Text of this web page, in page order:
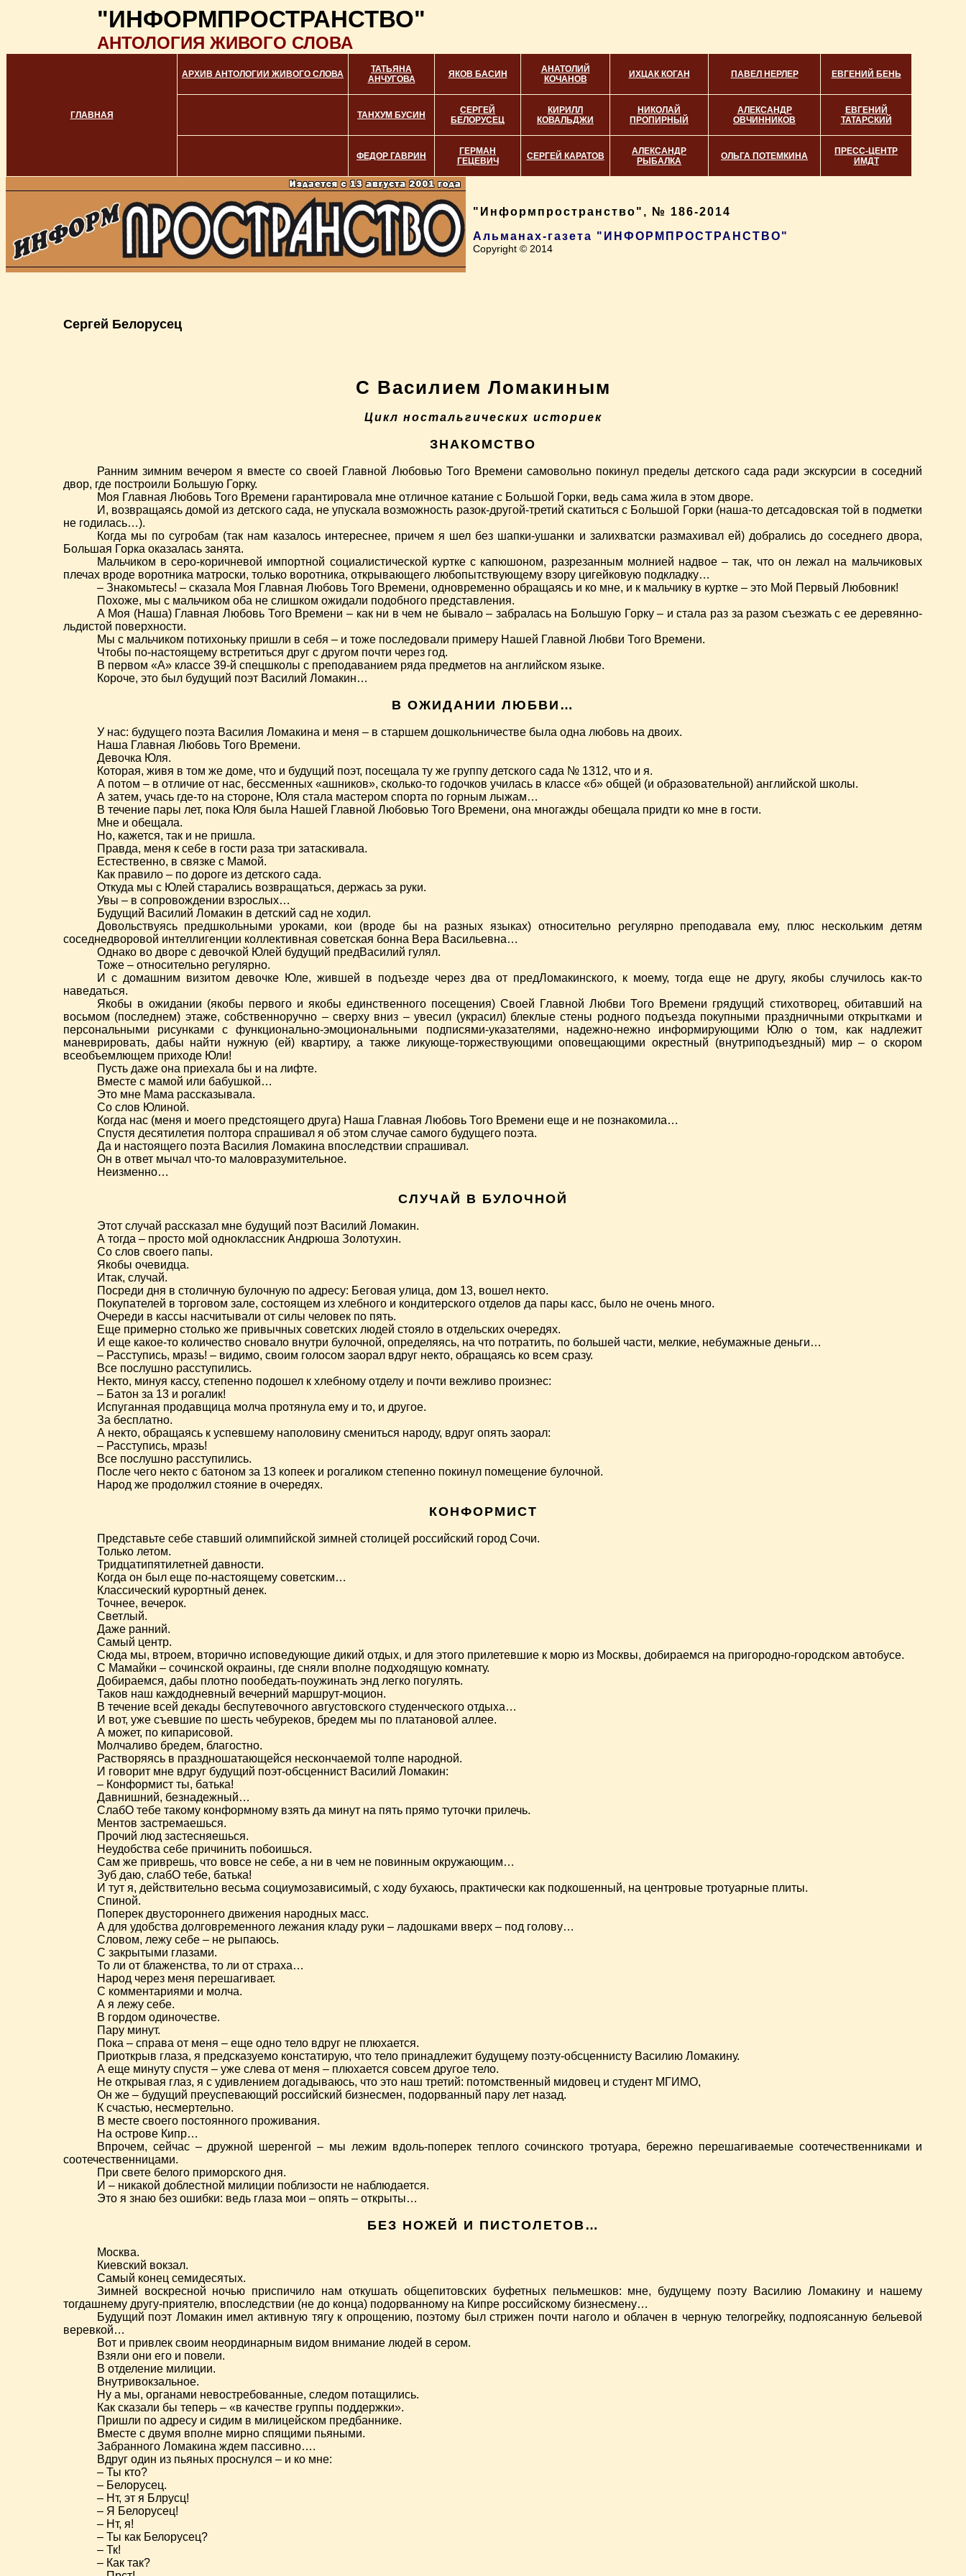
"ИНФОРМПРОСТРАНСТВО"
АНТОЛОГИЯ ЖИВОГО СЛОВА
ГЛАВНАЯ
АРХИВ АНТОЛОГИИ ЖИВОГО СЛОВА
ТАТЬЯНА
АНЧУГОВА
ЯКОВ БАСИН
АНАТОЛИЙ
КОЧАНОВ
ИХЦАК КОГАН ПАВЕЛ НЕРЛЕР ЕВГЕНИЙ БЕНЬ
ТАНХУМ БУСИН
СЕРГЕЙ
БЕЛОРУСЕЦ
КИРИЛЛ
КОВАЛЬДЖИ
НИКОЛАЙ
ПРОПИРНЫЙ
АЛЕКСАНДР
ОВЧИННИКОВ
ЕВГЕНИЙ
ТАТАРСКИЙ
ФЕДОР ГАВРИН
ГЕРМАН
ГЕЦЕВИЧ
СЕРГЕЙ КАРАТОВ
АЛЕКСАНДР
РЫБАЛКА
ОЛЬГА ПОТЕМКИНА
ПРЕСС-ЦЕНТР
ИМДТ
"Информпространство", № 186-2014
Альманах-газета "ИНФОРМПРОСТРАНСТВО"
Copyright © 2014
Сергей Белорусец
С Василием Ломакиным
Цикл ностальгических историек
ЗНАКОМСТВО
Ранним зимним вечером я вместе со своей Главной Любовью Того Времени самовольно покинул пределы детского сада ради экскурсии в соседний
двор, где построили Большую Горку.
Моя Главная Любовь Того Времени гарантировала мне отличное катание с Большой Горки, ведь сама жила в этом дворе.
И, возвращаясь домой из детского сада, не упускала возможность разок-другой-третий скатиться с Большой Горки (наша-то детсадовская той в подметки
не годилась…).
Когда мы по сугробам (так нам казалось интереснее, причем я шел без шапки-ушанки и залихватски размахивал ей) добрались до соседнего двора,
Большая Горка оказалась занята.
Мальчиком в серо-коричневой импортной социалистической куртке с капюшоном, разрезанным молнией надвое – так, что он лежал на мальчиковых
плечах вроде воротника матроски, только воротника, открывающего любопытствующему взору цигейковую подкладку…
– Знакомьтесь! – сказала Моя Главная Любовь Того Времени, одновременно обращаясь и ко мне, и к мальчику в куртке – это Мой Первый Любовник!
Похоже, мы с мальчиком оба не слишком ожидали подобного представления.
А Моя (Наша) Главная Любовь Того Времени – как ни в чем не бывало – забралась на Большую Горку – и стала раз за разом съезжать с ее деревянно-
льдистой поверхности.
Мы с мальчиком потихоньку пришли в себя – и тоже последовали примеру Нашей Главной Любви Того Времени.
Чтобы по-настоящему встретиться друг с другом почти через год.
В первом «А» классе 39-й спецшколы с преподаванием ряда предметов на английском языке.
Короче, это был будущий поэт Василий Ломакин…
В ОЖИДАНИИ ЛЮБВИ…
У нас: будущего поэта Василия Ломакина и меня – в старшем дошкольничестве была одна любовь на двоих.
Наша Главная Любовь Того Времени.
Девочка Юля.
Которая, живя в том же доме, что и будущий поэт, посещала ту же группу детского сада № 1312, что и я.
А потом – в отличие от нас, бессменных «ашников», сколько-то годочков училась в классе «б» общей (и образовательной) английской школы.
А затем, учась где-то на стороне, Юля стала мастером спорта по горным лыжам…
В течение пары лет, пока Юля была Нашей Главной Любовью Того Времени, она многажды обещала придти ко мне в гости.
Мне и обещала.
Но, кажется, так и не пришла.
Правда, меня к себе в гости раза три затаскивала.
Естественно, в связке с Мамой.
Как правило – по дороге из детского сада.
Откуда мы с Юлей старались возвращаться, держась за руки.
Увы – в сопровождении взрослых…
Будущий Василий Ломакин в детский сад не ходил.
Довольствуясь предшкольными уроками, кои (вроде бы на разных языках) относительно регулярно преподавала ему, плюс нескольким детям
соседнедворовой интеллигенции коллективная советская бонна Вера Васильевна…
Однако во дворе с девочкой Юлей будущий предВасилий гулял.
Тоже – относительно регулярно.
И с домашним визитом девочке Юле, жившей в подъезде через два от предЛомакинского, к моему, тогда еще не другу, якобы случилось как-то
наведаться.
Якобы в ожидании (якобы первого и якобы единственного посещения) Своей Главной Любви Того Времени грядущий стихотворец, обитавший на
восьмом (последнем) этаже, собственноручно – сверху вниз – увесил (украсил) блеклые стены родного подъезда покупными праздничными открытками и
персональными рисунками с функционально-эмоциональными подписями-указателями, надежно-нежно информирующими Юлю о том, как надлежит
маневрировать, дабы найти нужную (ей) квартиру, а также ликующе-торжествующими оповещающими окрестный (внутриподъездный) мир – о скором
всеобъемлющем приходе Юли!
Пусть даже она приехала бы и на лифте.
Вместе с мамой или бабушкой…
Это мне Мама рассказывала.
Со слов Юлиной.
Когда нас (меня и моего предстоящего друга) Наша Главная Любовь Того Времени еще и не познакомила…
Спустя десятилетия полтора спрашивал я об этом случае самого будущего поэта.
Да и настоящего поэта Василия Ломакина впоследствии спрашивал.
Он в ответ мычал что-то маловразумительное.
Неизменно…
СЛУЧАЙ В БУЛОЧНОЙ
Этот случай рассказал мне будущий поэт Василий Ломакин.
А тогда – просто мой одноклассник Андрюша Золотухин.
Со слов своего папы.
Якобы очевидца.
Итак, случай.
Посреди дня в столичную булочную по адресу: Беговая улица, дом 13, вошел некто.
Покупателей в торговом зале, состоящем из хлебного и кондитерского отделов да пары касс, было не очень много.
Очереди в кассы насчитывали от силы человек по пять.
Еще примерно столько же привычных советских людей стояло в отдельских очередях.
И еще какое-то количество сновало внутри булочной, определяясь, на что потратить, по большей части, мелкие, небумажные деньги…
– Расступись, мразь! – видимо, своим голосом заорал вдруг некто, обращаясь ко всем сразу.
Все послушно расступились.
Некто, минуя кассу, степенно подошел к хлебному отделу и почти вежливо произнес:
– Батон за 13 и рогалик!
Испуганная продавщица молча протянула ему и то, и другое.
За бесплатно.
А некто, обращаясь к успевшему наполовину смениться народу, вдруг опять заорал:
– Расступись, мразь!
Все послушно расступились.
После чего некто с батоном за 13 копеек и рогаликом степенно покинул помещение булочной.
Народ же продолжил стояние в очередях.
КОНФОРМИСТ
Представьте себе ставший олимпийской зимней столицей российский город Сочи.
Только летом.
Тридцатипятилетней давности.
Когда он был еще по-настоящему советским…
Классический курортный денек.
Точнее, вечерок.
Светлый.
Даже ранний.
Самый центр.
Сюда мы, втроем, вторично исповедующие дикий отдых, и для этого прилетевшие к морю из Москвы, добираемся на пригородно-городском автобусе.
С Мамайки – сочинской окраины, где сняли вполне подходящую комнату.
Добираемся, дабы плотно пообедать-поужинать энд легко погулять.
Таков наш каждодневный вечерний маршрут-моцион.
В течение всей декады беспутевочного августовского студенческого отдыха…
И вот, уже съевшие по шесть чебуреков, бредем мы по платановой аллее.
А может, по кипарисовой.
Молчаливо бредем, благостно.
Растворяясь в праздношатающейся нескончаемой толпе народной.
И говорит мне вдруг будущий поэт-обсценнист Василий Ломакин:
– Конформист ты, батька!
Давнишний, безнадежный…
СлабО тебе такому конформному взять да минут на пять прямо туточки прилечь.
Ментов застремаешься.
Прочий люд застесняешься.
Неудобства себе причинить побоишься.
Сам же приврешь, что вовсе не себе, а ни в чем не повинным окружающим…
Зуб даю, слабО тебе, батька!
И тут я, действительно весьма социумозависимый, с ходу бухаюсь, практически как подкошенный, на центровые тротуарные плиты.
Спиной.
Поперек двустороннего движения народных масс.
А для удобства долговременного лежания кладу руки – ладошками вверх – под голову…
Словом, лежу себе – не рыпаюсь.
С закрытыми глазами.
То ли от блаженства, то ли от страха…
Народ через меня перешагивает.
С комментариями и молча.
А я лежу себе.
В гордом одиночестве.
Пару минут.
Пока – справа от меня – еще одно тело вдруг не плюхается.
Приоткрыв глаза, я предсказуемо констатирую, что тело принадлежит будущему поэту-обсценнисту Василию Ломакину.
А еще минуту спустя – уже слева от меня – плюхается совсем другое тело.
Не открывая глаз, я с удивлением догадываюсь, что это наш третий: потомственный мидовец и студент МГИМО,
Он же – будущий преуспевающий российский бизнесмен, подорванный пару лет назад.
К счастью, несмертельно.
В месте своего постоянного проживания.
На острове Кипр…
Впрочем, сейчас – дружной шеренгой – мы лежим вдоль-поперек теплого сочинского тротуара, бережно перешагиваемые соотечественниками и
соотечественницами.
При свете белого приморского дня.
И – никакой доблестной милиции поблизости не наблюдается.
Это я знаю без ошибки: ведь глаза мои – опять – открыты…
БЕЗ НОЖЕЙ И ПИСТОЛЕТОВ…
Москва.
Киевский вокзал.
Самый конец семидесятых.
Зимней воскресной ночью приспичило нам откушать общепитовских буфетных пельмешков: мне, будущему поэту Василию Ломакину и нашему
тогдашнему другу-приятелю, впоследствии (не до конца) подорванному на Кипре российскому бизнесмену…
Будущий поэт Ломакин имел активную тягу к опрощению, поэтому был стрижен почти наголо и облачен в черную телогрейку, подпоясанную бельевой
веревкой…
Вот и привлек своим неординарным видом внимание людей в сером.
Взяли они его и повели.
В отделение милиции.
Внутривокзальное.
Ну а мы, органами невостребованные, следом потащились.
Как сказали бы теперь – «в качестве группы поддержки».
Пришли по адресу и сидим в милицейском предбаннике.
Вместе с двумя вполне мирно спящими пьяными.
Забранного Ломакина ждем пассивно….
Вдруг один из пьяных проснулся – и ко мне:
– Ты кто?
– Белорусец.
– Нт, эт я Блрусц!
– Я Белорусец!
– Нт, я!
– Ты как Белорусец?
– Тк!
– Как так?